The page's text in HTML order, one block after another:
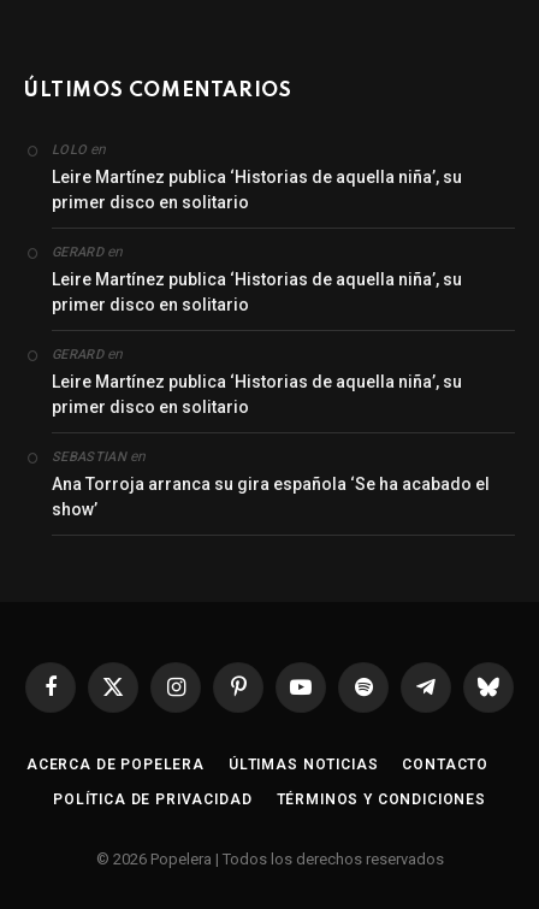
ÚLTIMOS COMENTARIOS
LOLO en
Leire Martínez publica ‘Historias de aquella niña’, su
primer disco en solitario
GERARDen
Leire Martínez publica ‘Historias de aquella niña’, su
primer disco en solitario
GERARDen
Leire Martínez publica ‘Historias de aquella niña’, su
primer disco en solitario
SEBASTIANen
Ana Torroja arranca su gira española ‘Se ha acabado el
show’
Facebook
X
InstagramPinterestYouTubeSpotify Telegrama
ACERCA DE POPELERA ÚLTIMAS NOTICIAS CONTACTO
POLÍTICA DE PRIVACIDAD TÉRMINOS Y CONDICIONES
© 2026 Popelera | Todos los derechos reservados